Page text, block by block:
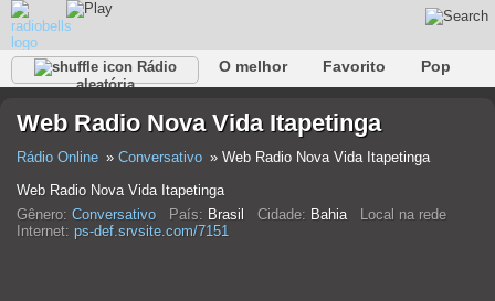
Rádio
aleatória
O melhor Favorito
Pop
Rap
Falk Jazz Bebê Clássico
Web Radio Nova Vida Itapetinga
Rádio Online Conversativo
Web Radio Nova Vida Itapetinga
Web Radio Nova Vida Itapetinga
Gênero: Conversativo País: Brasil Cidade: Bahia
Local na rede
Internet: ps-def.srvsite.com/7151